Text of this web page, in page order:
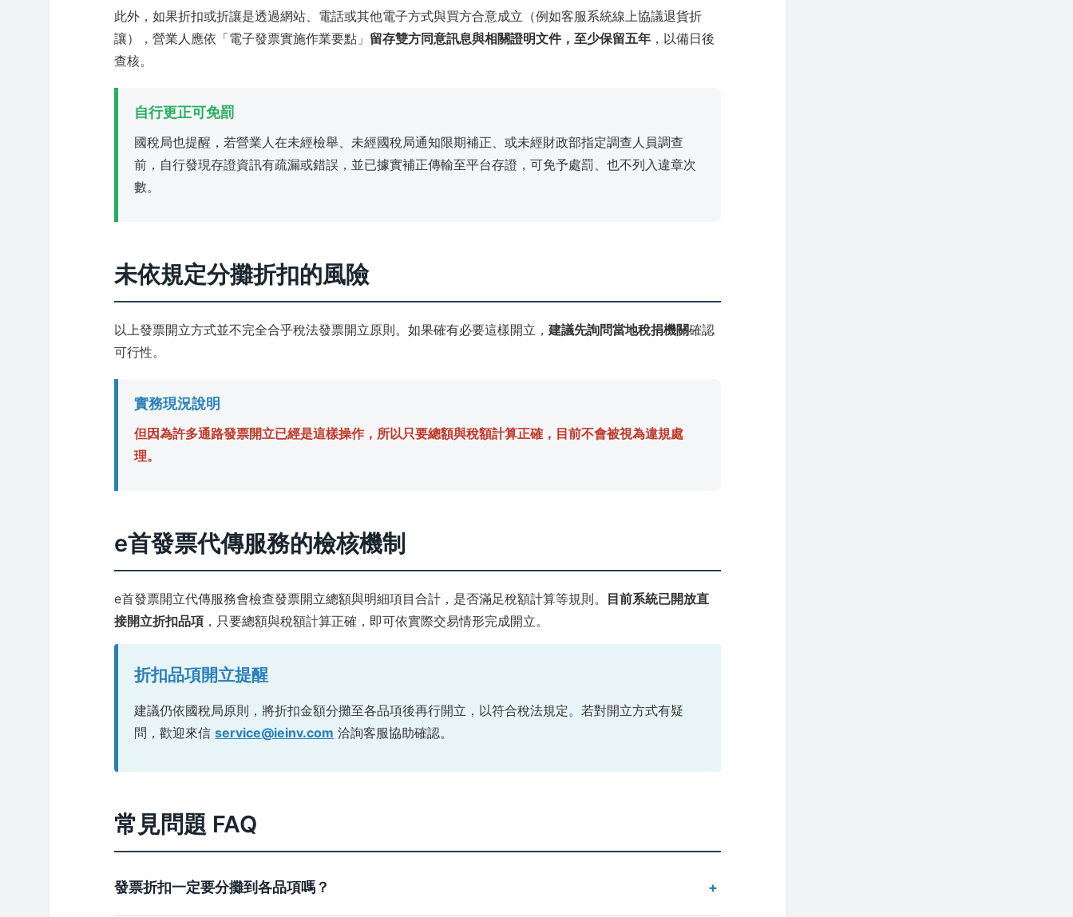
此外，如果折扣或折讓是透過網站、電話或其他電子方式與買方合意成立（例如客服系統線上協議退貨折
讓），營業人應依「電子發票實施作業要點」 留存雙方同意訊息與相關證明文件，至少保留五年 ，以備日後
查核。
自行更正可免罰
國稅局也提醒，若營業人在未經檢舉、未經國稅局通知限期補正、或未經財政部指定調查人員調查
前，自行發現存證資訊有疏漏或錯誤，並已據實補正傳輸至平台存證，可免予處罰、也不列入違章次
數。
未依規定分攤折扣的風險
以上發票開立方式並不完全合乎稅法發票開立原則。如果確有必要這樣開立，建議先詢問當地稅捐機關確認
可行性。
實務現況說明
但因為許多通路發票開立已經是這樣操作，所以只要總額與稅額計算正確，目前不會被視為違規處
理。
e首發票代傳服務的檢核機制
e首發票開立代傳服務會檢查發票開立總額與明細項目合計，是否滿足稅額計算等規則。 目前系統已開放直
接開立折扣品項 ，只要總額與稅額計算正確，即可依實際交易情形完成開立。
折扣品項開立提醒
建議仍依國稅局原則，將折扣金額分攤至各品項後再行開立，以符合稅法規定。若對開立方式有疑
問，歡迎來信service@ieinv.com 洽詢客服協助確認。
常見問題 FAQ
發票折扣一定要分攤到各品項嗎？